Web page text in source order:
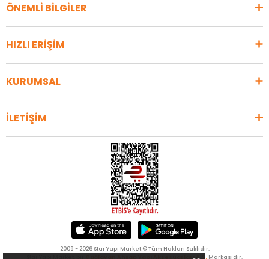
ÖNEMLİ BİLGİLER
HIZLI ERİŞİM
KURUMSAL
İLETİŞİM
2009 - 2026 Star Yapı Market © Tüm Hakları Saklıdır.
Çağlayan Ahşap Yapı Aksesuarları A.Ş. Markasıdır.